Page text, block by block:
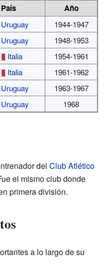
País Año
Uruguay
1944-1947
Uruguay
1948-1953
Italia
1954-1961
Italia
1961-1962
Uruguay
1963-1967
Uruguay 1968
del Club Atlético
el mismo club donde
primera división.
a lo largo de su